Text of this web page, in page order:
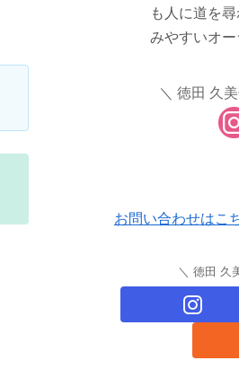
も人に道を
みやすいオ
徳田 久
お問い合わせはこ
徳田 久